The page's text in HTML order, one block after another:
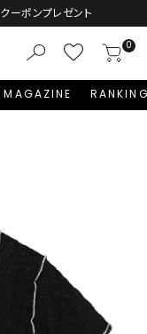
円分のポイントプレゼン
0
MAGAZINE